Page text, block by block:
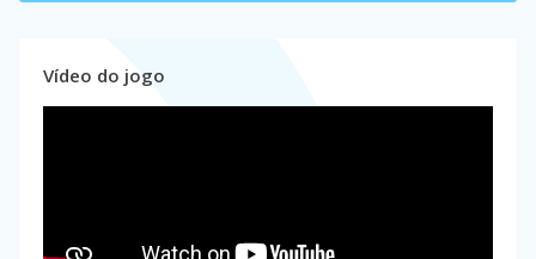
Vídeo do jogo